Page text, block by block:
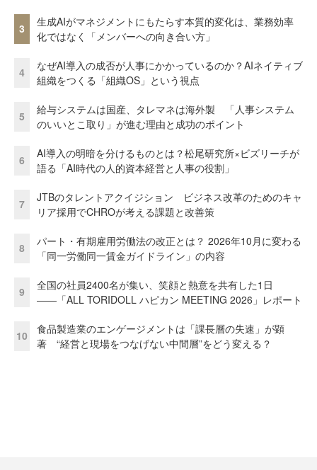
3
生成AIがマネジメントにもたらす本質的変化は、業務効率
化ではなく「メンバーへの向き合い方」
4
なぜAI導入の成否が人事にかかっているのか？AIネイティブ
組織をつくる「組織OS」という視点
5
給与システムは国産、タレマネは海外製 「人事システム
のいいとこ取り」が進む理由と成功のポイント
6
AI導入の明暗を分けるものとは？松尾研究所×ビズリーチが
語る「AI時代の人的資本経営と人事の役割」
7
JTBのタレントアクイジション ビジネス改革のためのキャ
リア採用でCHROが考える課題と改善策
8
パート・有期雇用労働法の改正とは？ 2026年10月に変わる
「同一労働同一賃金ガイドライン」の内容
9
全国の社員2400名が集い、笑顔と熱意を共有した1日
――「ALL TORIDOLL ハピカン MEETING 2026」レポート
10
食品製造業のエンゲージメントは「課長層の失速」が顕
著 “経営と現場をつなげない中間層”をどう変える？